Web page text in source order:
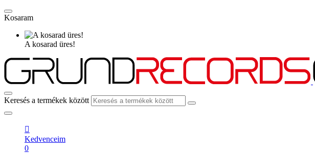
Kosaram
A kosarad üres!
Keresés a termékek között
Kedvenceim
0